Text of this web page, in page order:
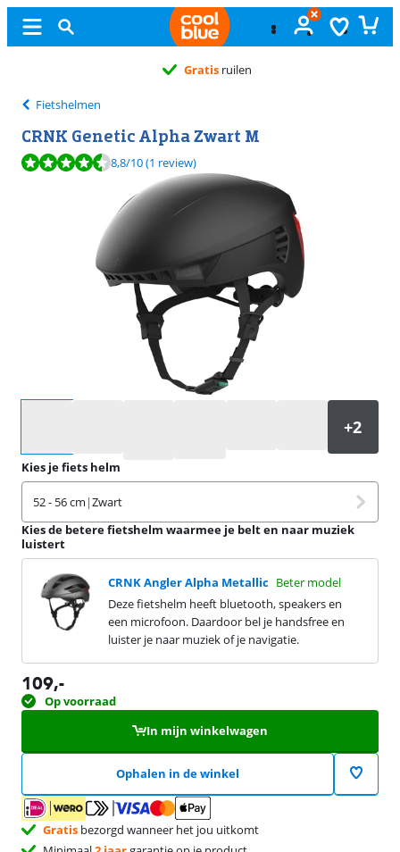
Gratis ruilen
Fietshelmen
CRNK Genetic Alpha Zwart M
Beoordeling is 8,8 van de 10, gebaseerd op 1 review.
8,8/10(1 review)
Kies je fiets helm
52 - 56 cm |Zwart
Kies de betere fietshelm waarmee je belt en naar muziek
luistert
CRNK Angler Alpha Metallic Beter model
Deze fietshelm heeft bluetooth, speakers en
een microfoon. Daardoor bel je handsfree en
luister je naar muziek of je navigatie.
109,-
Op voorraad
In mijn winkelwagen
Ophalen in de winkel
Gratis bezorgd wanneer het jou uitkomt